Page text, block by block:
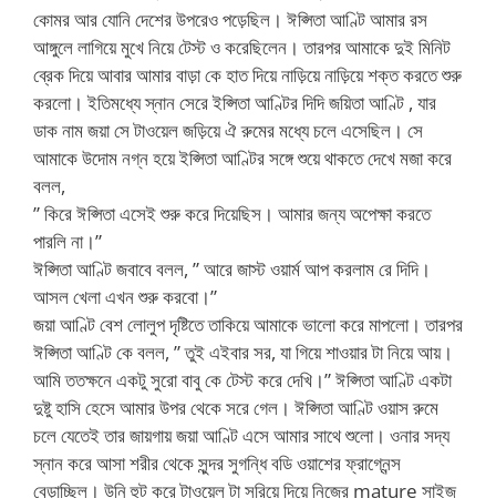
কোমর আর যোনি দেশের উপরেও পড়েছিল। ঈপ্সিতা আণ্টি আমার রস
আঙ্গুলে লাগিয়ে মুখে নিয়ে টেস্ট ও করেছিলেন। তারপর আমাকে দুই মিনিট
ব্রেক দিয়ে আবার আমার বাড়া কে হাত দিয়ে নাড়িয়ে নাড়িয়ে শক্ত করতে শুরু
করলো। ইতিমধ্যে স্নান সেরে ইপ্সিতা আণ্টির দিদি জয়িতা আণ্টি , যার
ডাক নাম জয়া সে টাওয়েল জড়িয়ে ঐ রুমের মধ্যে চলে এসেছিল। সে
আমাকে উদোম নগ্ন হয়ে ইপ্সিতা আণ্টির সঙ্গে শুয়ে থাকতে দেখে মজা করে
বলল,
” কিরে ঈপ্সিতা এসেই শুরু করে দিয়েছিস। আমার জন্য অপেক্ষা করতে
পারলি না।”
ঈপ্সিতা আণ্টি জবাবে বলল, ” আরে জাস্ট ওয়ার্ম আপ করলাম রে দিদি।
আসল খেলা এখন শুরু করবো।”
জয়া আণ্টি বেশ লোলুপ দৃষ্টিতে তাকিয়ে আমাকে ভালো করে মাপলো। তারপর
ঈপ্সিতা আণ্টি কে বলল, ” তুই এইবার সর, যা গিয়ে শাওয়ার টা নিয়ে আয়।
আমি ততক্ষনে একটু সুরো বাবু কে টেস্ট করে দেখি।” ঈপ্সিতা আণ্টি একটা
দুষ্টু হাসি হেসে আমার উপর থেকে সরে গেল। ঈপ্সিতা আণ্টি ওয়াস রুমে
চলে যেতেই তার জায়গায় জয়া আণ্টি এসে আমার সাথে শুলো। ওনার সদ্য
স্নান করে আসা শরীর থেকে সুন্দর সুগন্ধি বডি ওয়াশের ফ্রাগ্নেন্স
বেড়াচ্ছিল। উনি হুট করে টাওয়েল টা সরিয়ে দিয়ে নিজের mature সাইজ